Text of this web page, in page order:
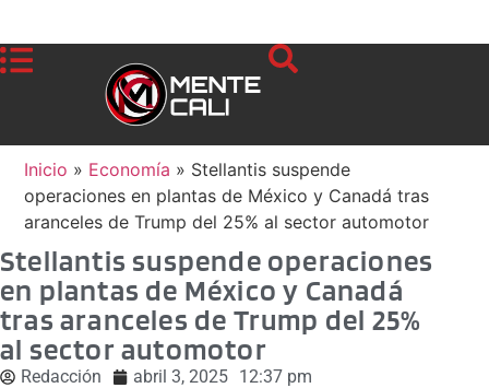
Inicio » Economía » Stellantis suspende
operaciones en plantas de México y Canadá tras
aranceles de Trump del 25% al sector automotor
Stellantis suspende operaciones
en plantas de México y Canadá
tras aranceles de Trump del 25%
al sector automotor
Redacción abril 3, 2025 12:37 pm